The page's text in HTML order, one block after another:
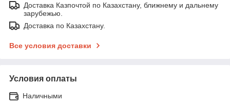
Доставка Казпочтой по Казахстану, ближнему и дальнему
зарубежью.
Доставка по Казахстану.
Все условия доставки
Условия оплаты
Наличными